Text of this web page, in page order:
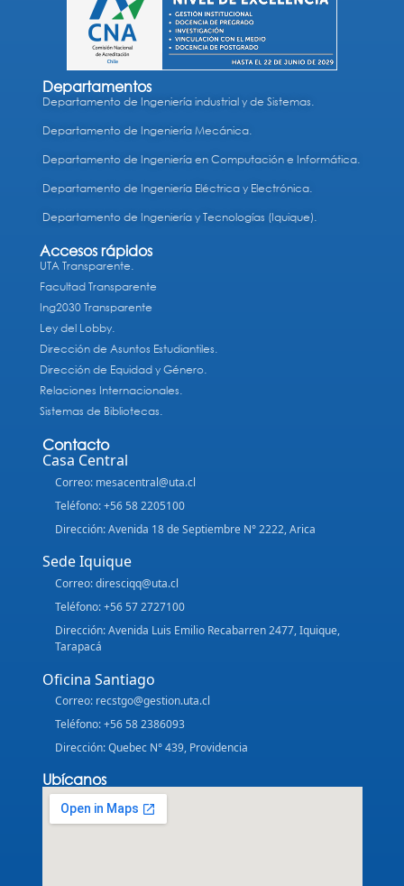
Departamentos
Departamento de Ingeniería industrial y de Sistemas.
Departamento de Ingeniería Mecánica.
Departamento de Ingeniería en Computación e Informática.
Departamento de Ingeniería Eléctrica y Electrónica.
Departamento de Ingeniería y Tecnologías (Iquique).
Accesos rápidos
UTA Transparente.
Facultad Transparente
Ing2030 Transparente
Ley del Lobby.
Dirección de Asuntos Estudiantiles.
Dirección de Equidad y Género.
Relaciones Internacionales.
Sistemas de Bibliotecas.
Contacto
Casa Central
Correo: mesacentral@uta.cl
Teléfono: +56 58 2205100
Dirección: Avenida 18 de Septiembre N° 2222, Arica
Sede Iquique
Correo: diresciqq@uta.cl
Teléfono: +56 57 2727100
Dirección: Avenida Luis Emilio Recabarren 2477, Iquique,
Tarapacá
Oficina Santiago
Correo: recstgo@gestion.uta.cl
Teléfono: +56 58 2386093
Dirección: Quebec N° 439, Providencia
Ubícanos